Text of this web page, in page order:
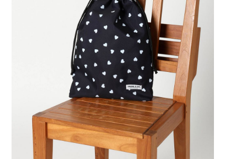
4.訂單成立30分鐘內，如未前往確認交易或遇審核未通過，訂單將自動取
消。如遇「轉專審核」未通過狀況，表示未達大哥付你分期系統評分，恕無
1.分期款項不併入電信帳單，「大哥付你分期」於每月結算日後寄送繳費提
2.透過簡訊連結打開帳單後，可選擇「超商條碼／台灣大直營門市／銀行轉
帳／街口支付／iPASS MONEY」等通路繳費。
1.本服務係由「台灣大哥大股份有限公司」（以下簡稱本公司）所提供，讓
用戶於交易時，得透過本服務購買商品或服務，並由商店將買賣／分期付款
買賣價金債權讓與本公司後，依約使用本公司帳單繳交帳款。
2.基於同意付款使用「大哥付你分期」之契約關係目的，商店將以您的個人
資料（包含姓名、電話或地址）提供予台灣大哥大進項蒐集、處理及利用，
由本公司與您本人進行分期帳單所需資料之確認、核對及更正。
3.完整用戶服務條款，請詳閱以下連結：https://oppay.tw/userRule
１．簡單：不需註冊會員、不需綁卡、不需儲值。
２．便利：只要手機號碼，簡訊認證，即可結帳。
３．安心：先確認商品／服務後，再付款。
【「AFTEE先享後付」結帳流程】
１．於結帳方式選擇「AFTEE先享後付」後，將跳轉至「AFTEE先享後付」
結帳頁面，進行簡訊認證並確認金額後，即可完成結帳。
２．訂單成立數日內，您將收到繳費通知簡訊。
３．收到繳費通知簡訊後14天內，點擊此簡訊中的連結，可透過四大超商／
ATM／網路銀行／等多元方式進行付款，方視為交易完成。
※ 請注意：結帳手續完成當下不需立刻繳費，但若您需要取消訂單，請聯絡
購買商品的店家。未經商家同意取消之訂單仍視為有效，需透過AFTEE先享
後付繳納相關費用。
※ 交易是否成功請以「AFTEE先享後付 」之結帳頁面顯示為準，若有關於
是否繳費成功／繳費後需取消欲退款等相關疑問，請聯繫「AFTEE先享後付
客戶支援中心」
https://netprotections.freshdesk.com/support/home
每筆NT$80，滿NT$888(含以上)免運費
每筆NT$80，滿NT$888(含以上)免運費
每筆NT$80，滿NT$1,500(含以上)免運費
付款後 7-11取貨
每筆NT$80，滿NT$1,500(含以上)免運費
每筆NT$80，滿NT$1,500(含以上)免運費